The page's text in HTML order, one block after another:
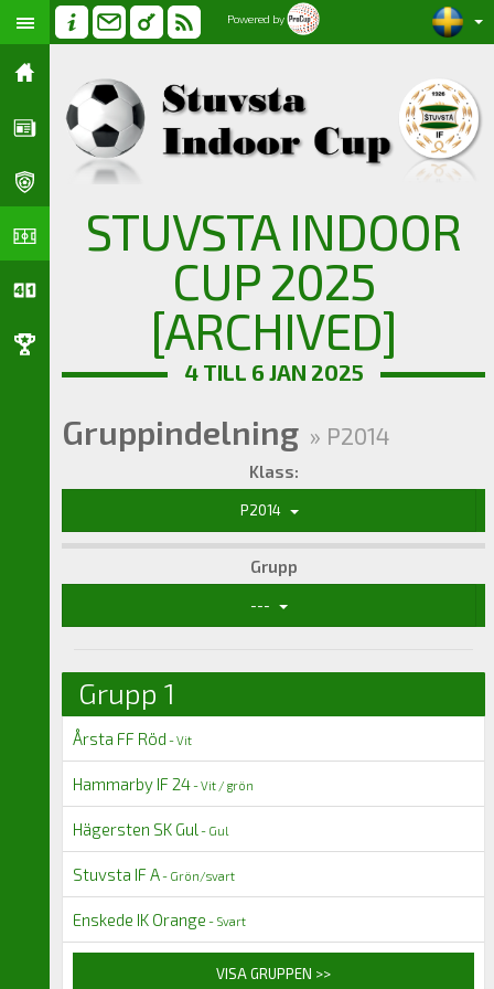
Powered by
STUVSTA INDOOR
CUP 2025
[ARCHIVED]
4 TILL 6 JAN 2025
Gruppindelning » P2014
Klass:
P2014
Grupp
---
Grupp 1
Årsta FF Röd - Vit
Hammarby IF 24- Vit / grön
Hägersten SK Gul - Gul
Stuvsta IF A- Grön/svart
Enskede IK Orange - Svart
VISA GRUPPEN >>